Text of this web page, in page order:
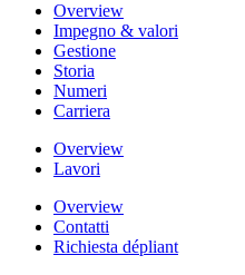
Overview
Impegno & valori
Gestione
Storia
Numeri
Carriera
Overview
Lavori
Overview
Contatti
Richiesta dépliant